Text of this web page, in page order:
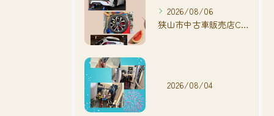
2026/08/06
狭山市中古車販売店CarShop FACT.🚗
2026/08/04